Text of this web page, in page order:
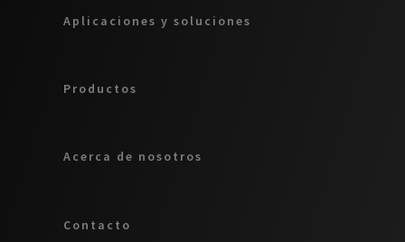
Aplicaciones y soluciones
Productos
Acerca de nosotros
Contacto